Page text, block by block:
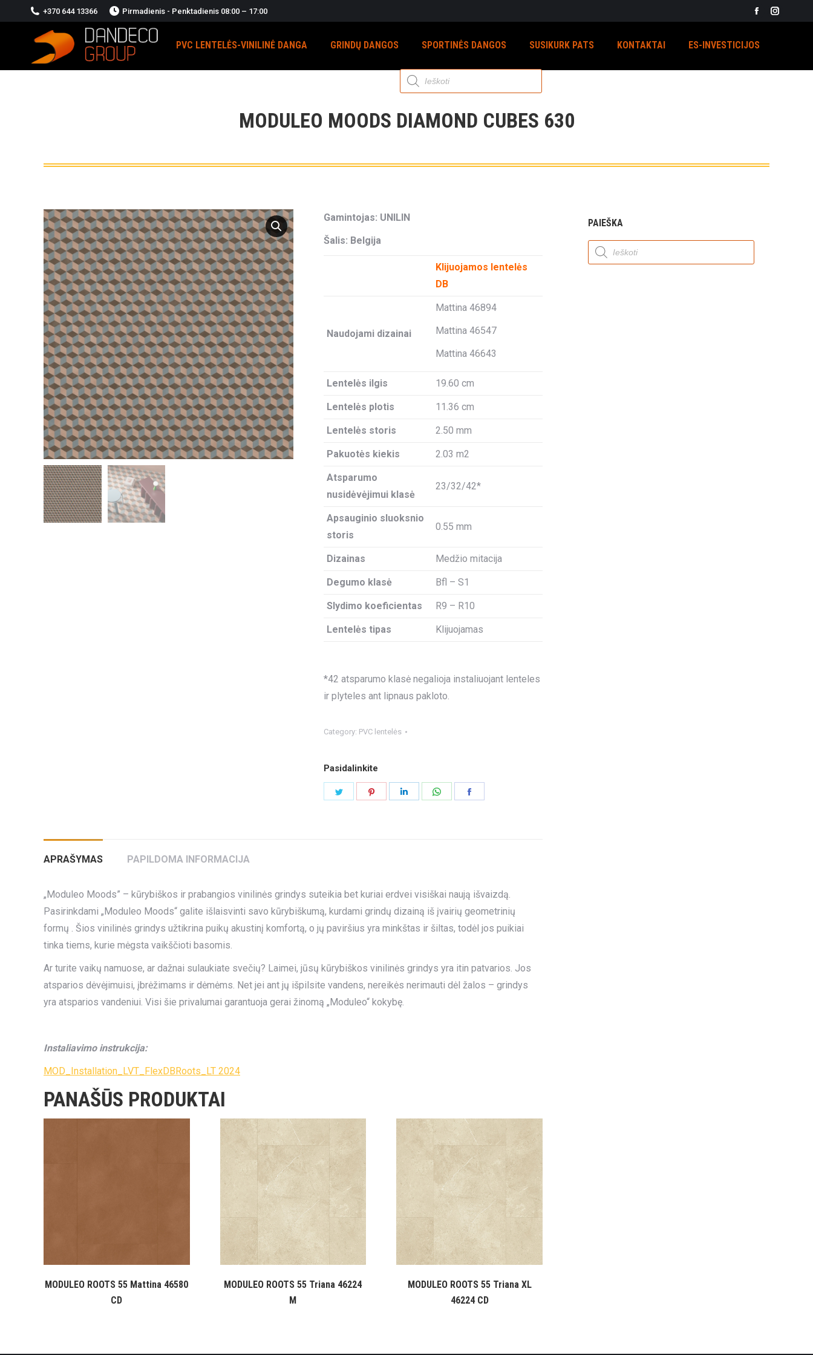
+370 644 13366 Pirmadienis - Penktadienis 08:00 – 17:00
Facebook
opens
PVC LENTELĖS-VINILINĖ DANGA GRINDŲ DANGOS SPORTINĖS DANGOS SUSIKURK PATS KONTAKTAI ES-INVESTICIJOS
Products
search
MODULEO MOODS DIAMOND CUBES 630
Gamintojas: UNILIN
Šalis: Belgija
Klijuojamos lentelės
DB
Naudojami dizainai
Mattina 46894
Mattina 46547
Mattina 46643
Lentelės ilgis 19.60 cm
Lentelės plotis 11.36 cm
Lentelės storis 2.50 mm
Pakuotės kiekis 2.03 m2
Atsparumo
nusidėvėjimui klasė
23/32/42*
Apsauginio sluoksnio
storis
0.55 mm
Dizainas Medžio mitacija
Degumo klasė Bfl – S1
Slydimo koeficientas R9 – R10
Lentelės tipas Klijuojamas
*42 atsparumo klasė negalioja instaliuojant lenteles
ir plyteles ant lipnaus pakloto.
Category: PVC lentelės
Pasidalinkite
Share
Share
APRAŠYMAS PAPILDOMA INFORMACIJA
„Moduleo Moods” – kūrybiškos ir prabangios vinilinės grindys suteikia bet kuriai erdvei visiškai naują išvaizdą.
Pasirinkdami „Moduleo Moods“ galite išlaisvinti savo kūrybiškumą, kurdami grindų dizainą iš įvairių geometrinių
formų . Šios vinilinės grindys užtikrina puikų akustinį komfortą, o jų paviršius yra minkštas ir šiltas, todėl jos puikiai
tinka tiems, kurie mėgsta vaikščioti basomis.
Ar turite vaikų namuose, ar dažnai sulaukiate svečių? Laimei, jūsų kūrybiškos vinilinės grindys yra itin patvarios. Jos
atsparios dėvėjimuisi, įbrėžimams ir dėmėms. Net jei ant jų išpilsite vandens, nereikės nerimauti dėl žalos – grindys
yra atsparios vandeniui. Visi šie privalumai garantuoja gerai žinomą „Moduleo“ kokybę.
Instaliavimo instrukcija:
MOD_Installation_LVT_FlexDBRoots_LT 2024
PANAŠŪS PRODUKTAI
MODULEO ROOTS 55 Mattina 46580
CD
MODULEO ROOTS 55 Triana 46224
M
MODULEO ROOTS 55 Triana XL
46224 CD
PAIEŠKA
Products
search